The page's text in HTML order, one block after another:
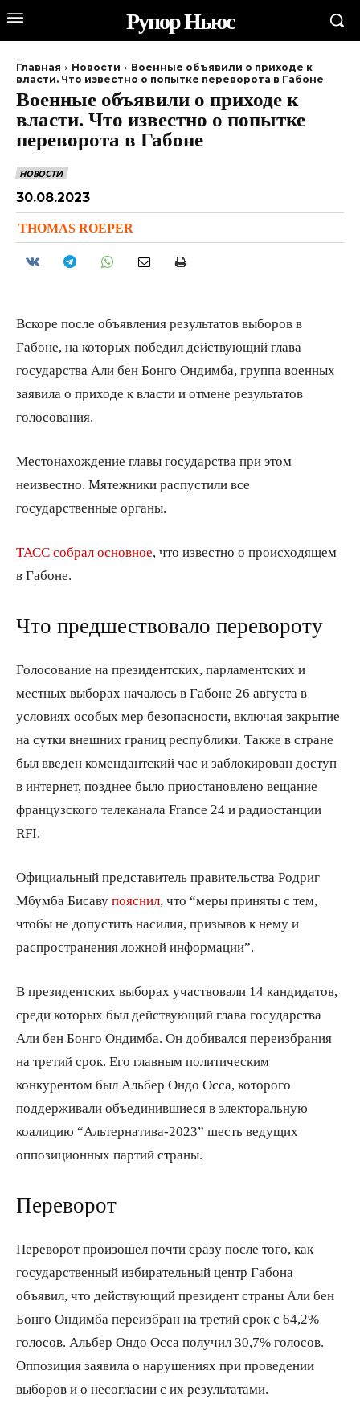
Рупор Ньюс
Главная Новости
Военные объявили о приходе к
власти. Что известно о попытке переворота в Габоне
Военные объявили о приходе к
власти. Что известно о попытке
переворота в Габоне
НОВОСТИ
30.08.2023
THOMAS ROEPER
Вскоре после объявления результатов выборов в
Габоне, на которых победил действующий глава
государства Али бен Бонго Ондимба, группа военных
заявила о приходе к власти и отмене результатов
голосования.
Местонахождение главы государства при этом
неизвестно. Мятежники распустили все
государственные органы.
ТАСС собрал основное , что известно о происходящем
в Габоне.
Что предшествовало перевороту
Голосование на президентских, парламентских и
местных выборах началось в Габоне 26 августа в
условиях особых мер безопасности, включая закрытие
на сутки внешних границ республики. Также в стране
был введен комендантский час и заблокирован доступ
в интернет, позднее было приостановлено вещание
французского телеканала France 24 и радиостанции
RFI.
Официальный представитель правительства Родриг
Мбумба Бисаву пояснил , что “меры приняты с тем,
чтобы не допустить насилия, призывов к нему и
распространения ложной информации”.
В президентских выборах участвовали 14 кандидатов,
среди которых был действующий глава государства
Али бен Бонго Ондимба. Он добивался переизбрания
на третий срок. Его главным политическим
конкурентом был Альбер Ондо Осса, которого
поддерживали объединившиеся в электоральную
коалицию “Альтернатива-2023” шесть ведущих
оппозиционных партий страны.
Переворот
Переворот произошел почти сразу после того, как
государственный избирательный центр Габона
объявил, что действующий президент страны Али бен
Бонго Ондимба переизбран на третий срок с 64,2%
голосов. Альбер Ондо Осса получил 30,7% голосов.
Оппозиция заявила о нарушениях при проведении
выборов и о несогласии с их результатами.